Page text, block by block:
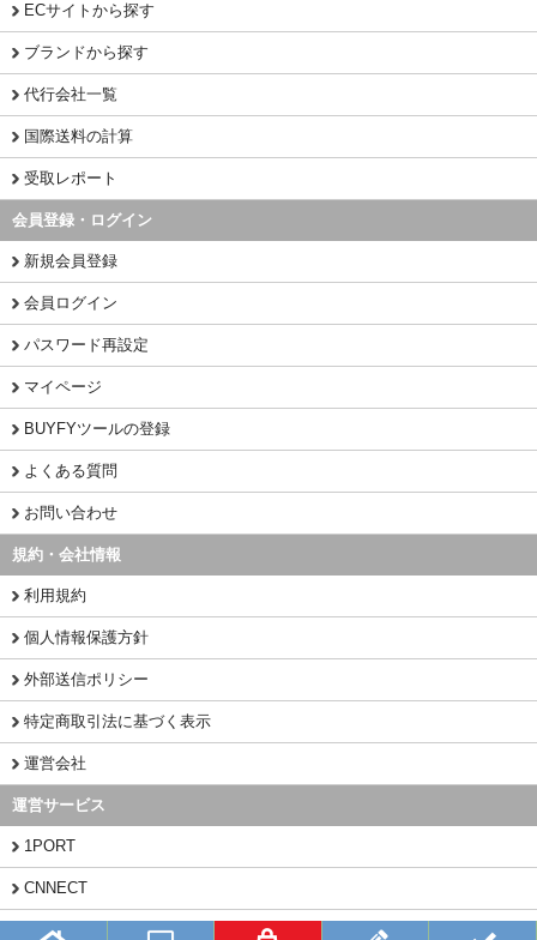
ECサイトから探す
ブランドから探す
代行会社一覧
国際送料の計算
受取レポート
会員登録・ログイン
新規会員登録
会員ログイン
パスワード再設定
マイページ
BUYFYツールの登録
よくある質問
お問い合わせ
規約・会社情報
利用規約
個人情報保護方針
外部送信ポリシー
特定商取引法に基づく表示
運営会社
運営サービス
1PORT
CNNECT
CHINAMART